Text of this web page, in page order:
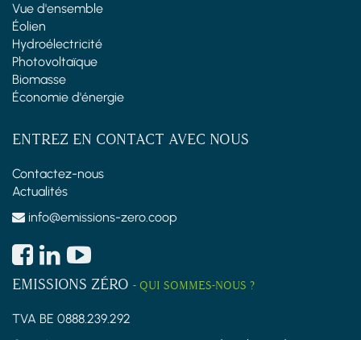
Vue d'ensemble
Éolien
Hydroélectricité
Photovoltaïque
Biomasse
Économie d'énergie
ENTREZ EN CONTACT AVEC NOUS
Contactez-nous
Actualités
info@emissions-zero.coop
EMISSIONS ZÉRO - QUI SOMMES-NOUS ?
TVA BE 0888.239.292